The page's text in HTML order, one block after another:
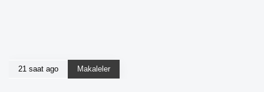
21 saat ago Makaleler